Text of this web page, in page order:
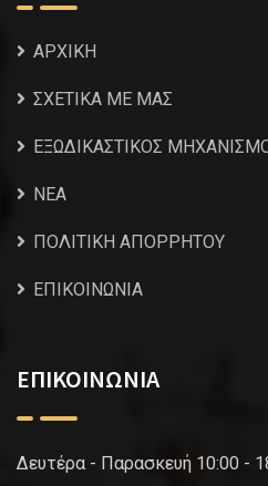
ΑΡΧΙΚΗ
ΣΧΕΤΙΚΑ ΜΕ ΜΑΣ
ΕΞΩΔΙΚΑΣΤΙΚΟΣ
NEA
ΠΟΛΙΤΙΚΗ ΑΠΟΡΡΗΤΟΥ
ΕΠΙΚΟΙΝΩΝΙΑ
ΕΠΙΚΟΙΝΩΝΙΑ
Δευτέρα - Παρασκευή 10:00 -